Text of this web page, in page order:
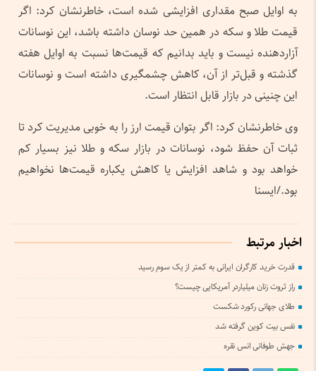
به اوایل صبح مقداری افزایشی شده است، خاطرنشان کرد: اگر
قیمت طلا و سکه در همین حد نوسان داشته باشد، این نوسانات
آزاردهنده نیست و باید بدانیم که قیمت‌ها نسبت به اوایل هفته
گذشته و قبل‌تر از آن، کاهش چشمگیری داشته است و نوسانات
این چنینی در بازار قابل انتظار است.
وی خاطرنشان کرد: اگر بتوان قیمت ارز را به خوبی مدیریت کرد تا
ثبات آن حفظ شود، نوسانات در بازار سکه و طلا نیز بسیار کم
خواهد بود و شاهد افزایش یا کاهش یکباره قیمت‌ها نخواهیم
بود./ایسنا
اخبار مرتبط
قدرت خرید کارگران ایرانی به کمتر از یک سوم رسید
راز ثروت زنان میلیاردر آمریکایی چیست؟
طلای جهانی رکورد شکست
نفس بیت کوین گرفته شد
جهش طوفانی انس نقره